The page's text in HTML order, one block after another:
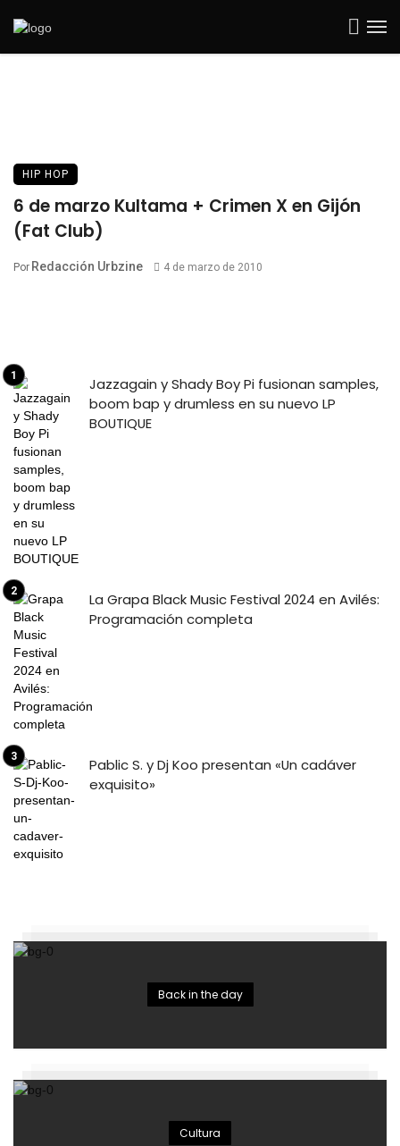
HIP HOP
6 de marzo Kultama + Crimen X en Gijón
(Fat Club)
Por Redacción Urbzine 4 de marzo de 2010
Jazzagain y Shady Boy Pi fusionan samples,
boom bap y drumless en su nuevo LP
BOUTIQUE
La Grapa Black Music Festival 2024 en Avilés:
Programación completa
Pablic S. y Dj Koo presentan «Un cadáver
exquisito»
Back in the day
Cultura